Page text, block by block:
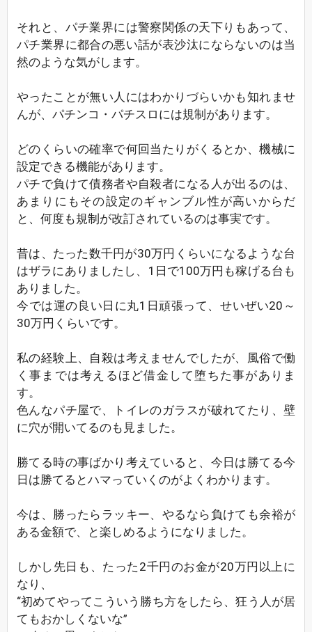
それと、パチ業界には警察関係の天下りもあって、
パチ業界に都合の悪い話が表沙汰にならないのは当
然のような気がします。
やったことが無い人にはわかりづらいかも知れませ
んが、パチンコ・パチスロには規制があります。
どのくらいの確率で何回当たりがくるとか、機械に
設定できる機能があります。
パチで負けて債務者や自殺者になる人が出るのは、
あまりにもその設定のギャンブル性が高いからだ
と、何度も規制が改訂されているのは事実です。
昔は、たった数千円が30万円くらいになるような台
はザラにありましたし、1日で100万円も稼げる台も
ありました。
今では運の良い日に丸1日頑張って、せいぜい20～
30万円くらいです。
私の経験上、自殺は考えませんでしたが、風俗で働
く事までは考えるほど借金して堕ちた事がありま
す。
色んなパチ屋で、トイレのガラスが破れてたり、壁
に穴が開いてるのも見ました。
勝てる時の事ばかり考えていると、今日は勝てる今
日は勝てるとハマっていくのがよくわかります。
今は、勝ったらラッキー、やるなら負けても余裕が
ある金額で、と楽しめるようになりました。
しかし先日も、たった2千円のお金が20万円以上に
なり、
“初めてやってこういう勝ち方をしたら、狂う人が居
てもおかしくないな”